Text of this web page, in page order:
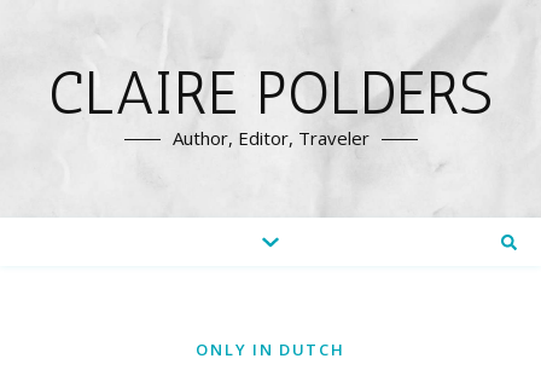
CLAIRE POLDERS
Author, Editor, Traveler
ONLY IN DUTCH